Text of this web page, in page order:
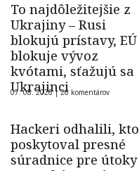
To najdôležitejšie z
Ukrajiny – Rusi
blokujú prístavy, EÚ
blokuje vývoz
kvótami, sťažujú sa
Ukrajinci
07. 08. 2026 |26 komentárov
Hackeri odhalili, kto
poskytoval presné
súradnice pre útoky